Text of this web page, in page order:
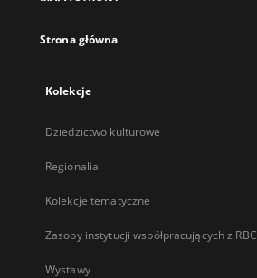
Strona główna
Kolekcje
Dziedzictwo kulturowe
Regionalia
Kolekcje tematyczne
Zasoby instytucji współpracujących z RBC
Wystawy